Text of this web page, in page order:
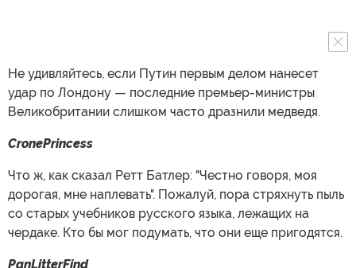
Не удивляйтесь, если Путин первым делом нанесет
удар по Лондону — последние премьер-министры
Великобритании слишком часто дразнили медведя.
CronePrincess
Что ж, как сказал Ретт Батлер: "Честно говоря, моя
дорогая, мне наплевать". Пожалуй, пора стряхнуть пыль
со старых учебников русского языка, лежащих на
чердаке. Кто бы мог подумать, что они еще пригодятся.
PanLitterFind